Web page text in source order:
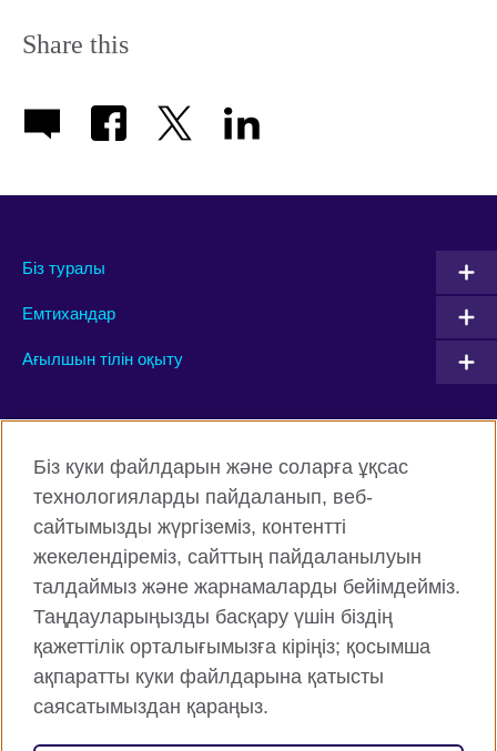
Share this
Біз туралы
Емтихандар
Ағылшын тілін оқыту
Connect with us
Facebook Twitter
Instagram YouTube
Flickr
British Council жаһанды түрде
Құпиялық және пайдалану шарттары
Біз куки файлдарын және соларға ұқсас
технологияларды пайдаланып, веб-
сайтымызды жүргіземіз, контентті
жекелендіреміз, сайттың пайдаланылуын
талдаймыз және жарнамаларды бейімдейміз.
Таңдауларыңызды басқару үшін біздің
қажеттілік орталығымызға кіріңіз; қосымша
ақпаратты куки файлдарына қатысты
саясатымыздан қараңыз.